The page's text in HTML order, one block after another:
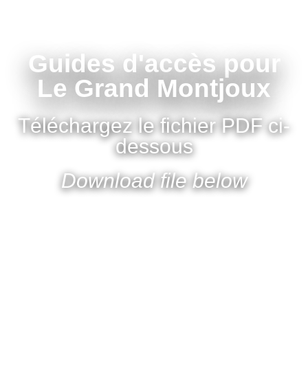
Guides d'accès pour
Le Grand Montjoux
Téléchargez le fichier PDF ci-
dessous
Download file below